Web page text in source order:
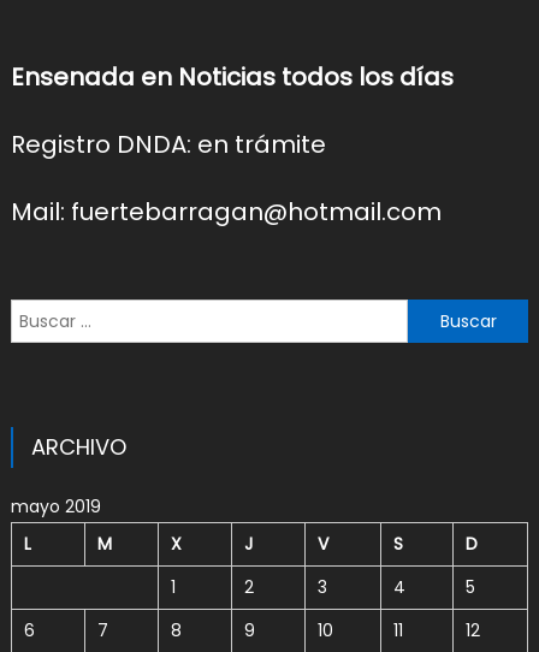
Ensenada en Noticias todos los días
Registro DNDA: en trámite
Mail: fuertebarragan@hotmail.com
Buscar:
ARCHIVO
mayo 2019
L
M X J V S
D
1
2 3 4
5
6
7 8 9 10 11 12